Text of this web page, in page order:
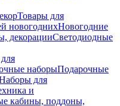
Товары для
новогоднихНовогодние
декорацииСветодиодные
наборыПодарочные
для
и
кабины, поддоны,